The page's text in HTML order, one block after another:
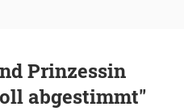
Prinzessin
abgestimmt"